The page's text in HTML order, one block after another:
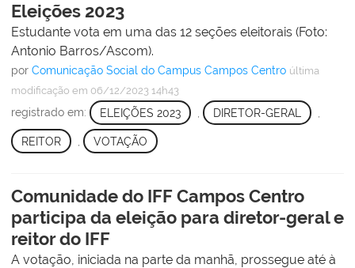
Eleições 2023
Estudante vota em uma das 12 seções eleitorais (Foto:
Antonio Barros/Ascom).
por Comunicação Social do Campus Campos Centro última
modificação em 06/12/2023 14h43
registrado em: ELEIÇÕES 2023 DIRETOR-GERAL
REITOR VOTAÇÃO
Comunidade do IFF Campos Centro
participa da eleição para diretor-geral e
reitor do IFF
A votação, iniciada na parte da manhã, prossegue até à